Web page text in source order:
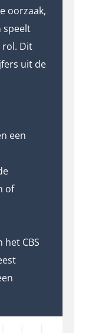
oorzaak,
speelt
rol. Dit
uit de
een
of
CBS